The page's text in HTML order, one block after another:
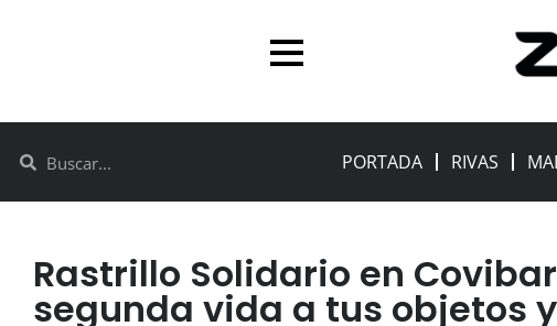
PORTADA RIVAS
Rastrillo Solidario en
segunda vida a tus objetos